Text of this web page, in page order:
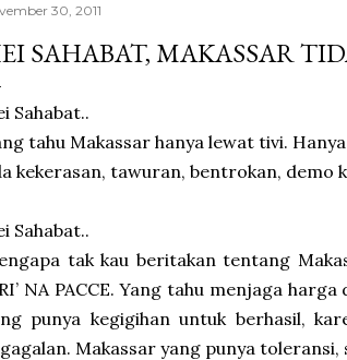
30, 2011
SAHABAT, MAKASSAR
Sahabat..
tahu Makassar hanya lewat tivi.
kekerasan, tawuran, bentrokan, demo
Sahabat..
tak kau beritakan tentang
NA PACCE. Yang tahu menjaga
punya kegigihan untuk berhasil,
Makassar yang punya